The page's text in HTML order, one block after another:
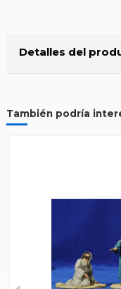
Detalles del
También podría